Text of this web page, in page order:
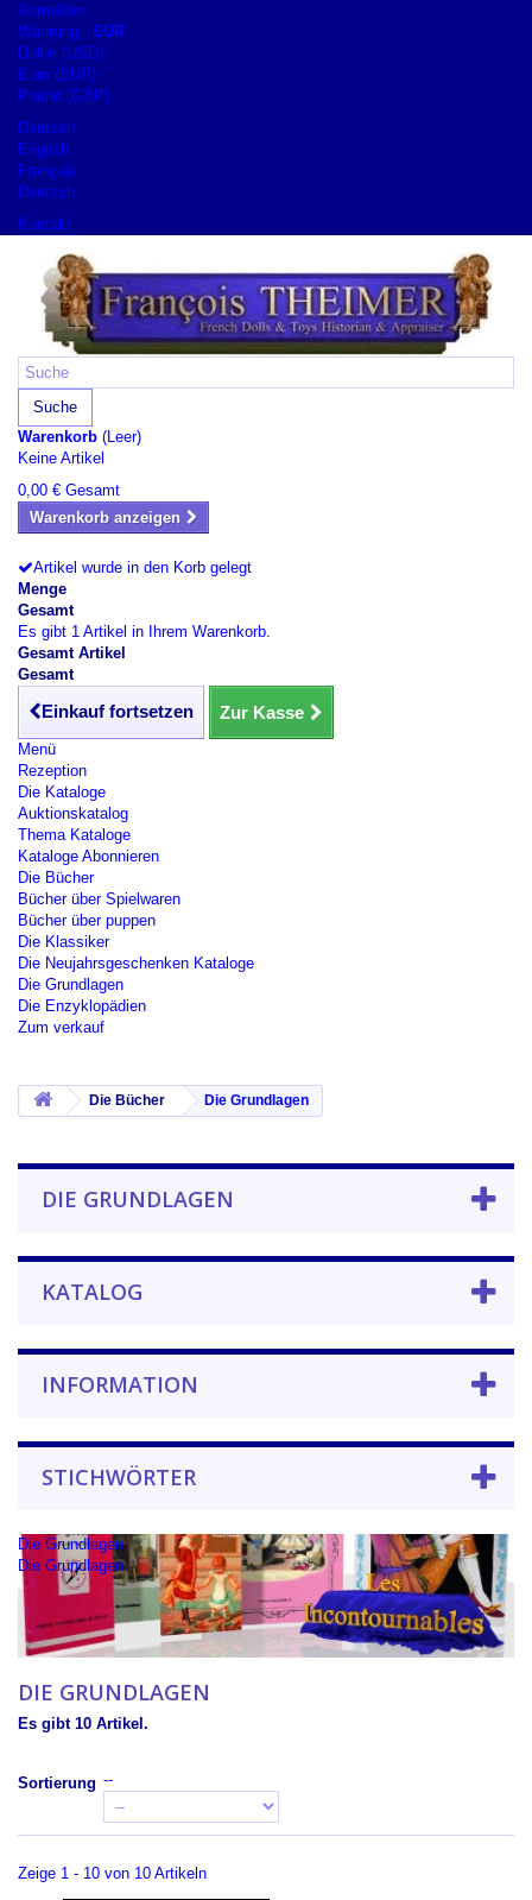
Anmelden
Währung : EUR
Dollar (USD)
Euro (EUR)
Pound (GBP)
Deutsch
English
Français
Deutsch
Kontakt
Suche
Warenkorb (Leer)
Keine Artikel
0,00 € Gesamt
Warenkorb anzeigen
Artikel wurde in den Korb gelegt
Menge
Gesamt
Es gibt 1 Artikel in Ihrem Warenkorb.
Gesamt Artikel
Gesamt
Einkauf fortsetzen Zur Kasse
Menü
Rezeption
Die Kataloge
Auktionskatalog
Thema Kataloge
Kataloge Abonnieren
Die Bücher
Bücher über Spielwaren
Bücher über puppen
Die Klassiker
Die Neujahrsgeschenken Kataloge
Die Grundlagen
Die Enzyklopädien
Zum verkauf
Die Bücher Die Grundlagen
DIE GRUNDLAGEN
KATALOG
INFORMATION
STICHWÖRTER
Die Grundlagen
Die Grundlagen.
DIE GRUNDLAGEN
Es gibt 10 Artikel.
Sortierung --
Zeige 1 - 10 von 10 Artikeln